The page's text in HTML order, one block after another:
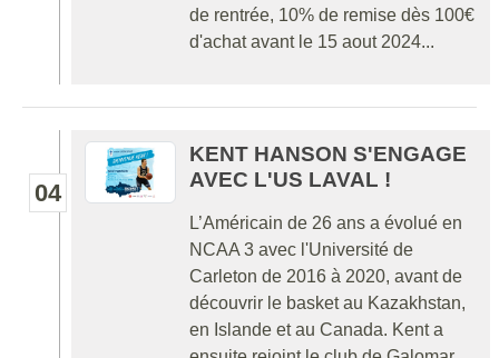
de rentrée, 10% de remise dès 100€
d'achat avant le 15 aout 2024...
04
KENT HANSON S'ENGAGE
AVEC L'US LAVAL !
L’Américain de 26 ans a évolué en
NCAA 3 avec l'Université de
Carleton de 2016 à 2020, avant de
découvrir le basket au Kazakhstan,
en Islande et au Canada. Kent a